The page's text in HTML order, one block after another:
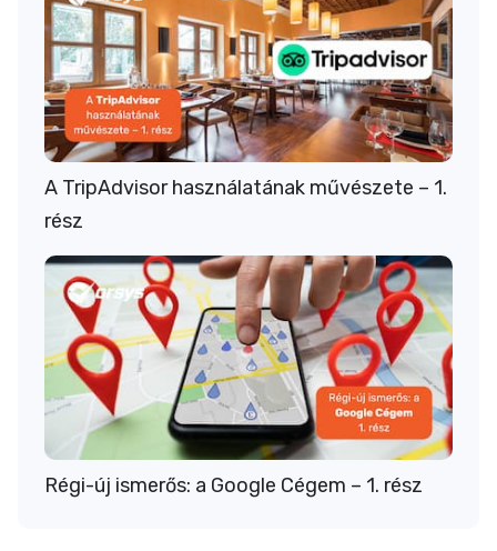
A TripAdvisor használatának művészete – 1.
rész
Régi-új ismerős: a Google Cégem – 1. rész